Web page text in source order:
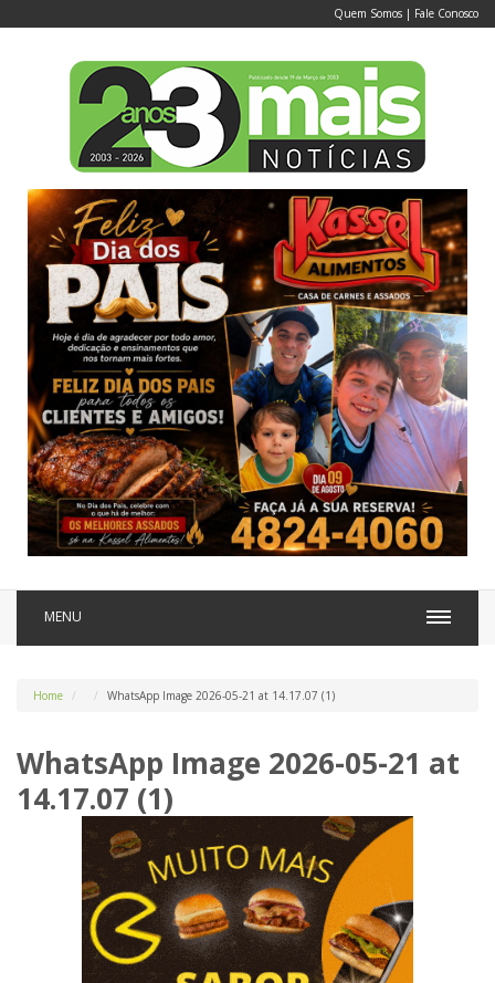
Quem Somos | Fale Conosco
MENU
Home WhatsApp Image 2026-05-21 at 14.17.07 (1)
WhatsApp Image 2026-05-21 at
14.17.07 (1)